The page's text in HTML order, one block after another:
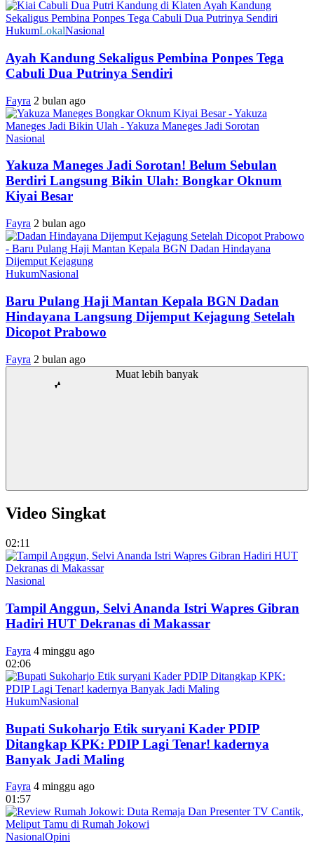
HukumLokalNasional
Ayah Kandung Sekaligus Pembina Ponpes Tega
Cabuli Dua Putrinya Sendiri
Fayra 2 bulan ago
Nasional
Yakuza Maneges Jadi Sorotan! Belum Sebulan
Berdiri Langsung Bikin Ulah: Bongkar Oknum
Kiyai Besar
Fayra 2 bulan ago
HukumNasional
Baru Pulang Haji Mantan Kepala BGN Dadan
Hindayana Langsung Dijemput Kejagung Setelah
Dicopot Prabowo
Fayra 2 bulan ago
Muat lebih banyak
Video Singkat
02:11
Nasional
Tampil Anggun, Selvi Ananda Istri Wapres Gibran
Hadiri HUT Dekranas di Makassar
Fayra 4 minggu ago
02:06
HukumNasional
Bupati Sukoharjo Etik suryani Kader PDIP
Ditangkap KPK: PDIP Lagi Tenar! kadernya
Banyak Jadi Maling
Fayra 4 minggu ago
01:57
NasionalOpini